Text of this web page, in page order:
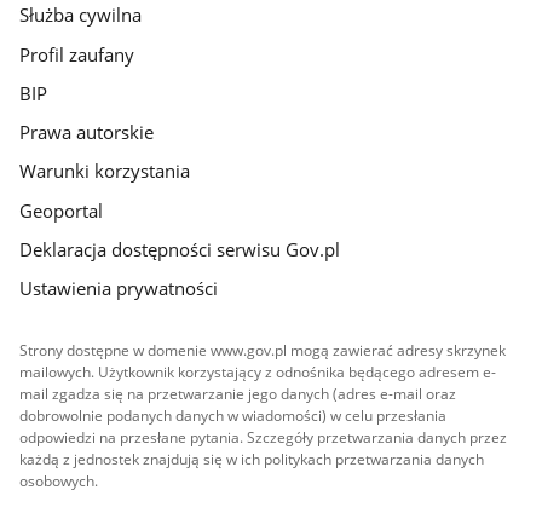
Służba cywilna
Profil zaufany
BIP
Prawa autorskie
Warunki korzystania
Geoportal
Deklaracja dostępności serwisu Gov.pl
Ustawienia prywatności
Strony dostępne w domenie www.gov.pl mogą zawierać adresy skrzynek
mailowych. Użytkownik korzystający z odnośnika będącego adresem e-
mail zgadza się na przetwarzanie jego danych (adres e-mail oraz
dobrowolnie podanych danych w wiadomości) w celu przesłania
odpowiedzi na przesłane pytania. Szczegóły przetwarzania danych przez
każdą z jednostek znajdują się w ich politykach przetwarzania danych
osobowych.